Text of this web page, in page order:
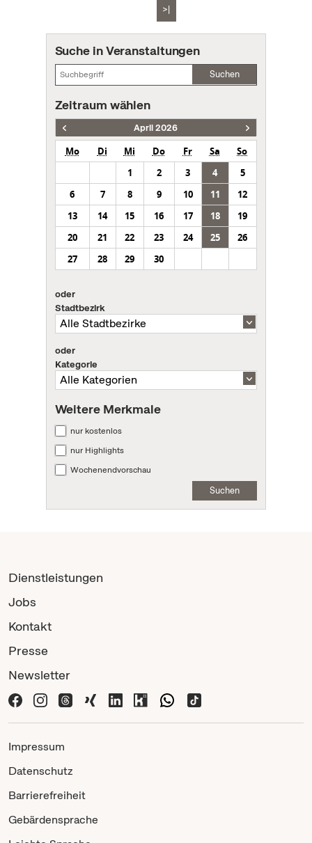
>|
Suche in Veranstaltungen
Suchen
Zeitraum wählen
April 2026
Mo Di Mi Do Fr Sa
So
1
2 3 4
5
6
7 8 9 10 11
12
13
14 15 16 17 18
19
20
21 22 23 24 25
26
27
28 29 30
oder
Stadtbezirk
oder
Kategorie
Weitere Merkmale
nur kostenlos
nur Highlights
Wochenendvorschau
Suchen
Dienstleistungen
Jobs
Kontakt
Presse
Newsletter
Impressum
Datenschutz
Barrierefreiheit
Gebärdensprache